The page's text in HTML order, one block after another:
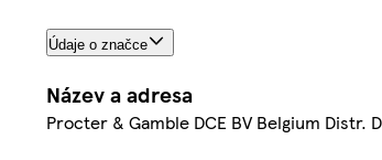
Údaje o značce
Název a adresa
Procter & Gamble DCE BV Belgium Distr.